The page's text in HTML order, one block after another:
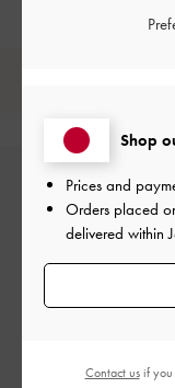
Shop
Prices and
Orders placed
delivered within
Contact usif you